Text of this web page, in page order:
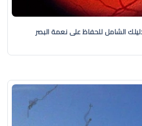
الشامل للحفاظ على نعمة البصر